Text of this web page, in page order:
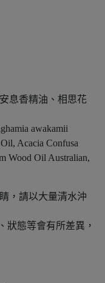
香精油、相思花
awakamii
Acacia Confusa
Wood Oil Australian,
，請以大量清水沖
狀態等會有所差異，